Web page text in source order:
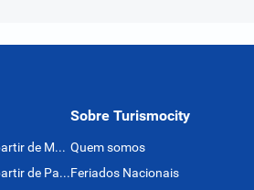
Passagens Aéreas baratas a partir de México
Passagens Aéreas baratas a partir de Panamá
Sobre Turismocity
Quem somos
Feriados Nacionais